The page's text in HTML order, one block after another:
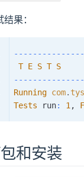
果：
-- -- -- -- -- -- --
T E S T S
-- -- -- -- -- -- --
Running com.
Tests run: 1 ,
和安装